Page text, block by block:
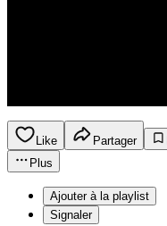
Like Partager
Plus
Ajouter à la playlist
Signaler